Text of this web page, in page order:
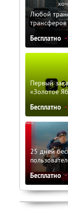
Любой
Бесплатно
Первый
«Золотое
Бесплатно
25 дней
Бесплатно